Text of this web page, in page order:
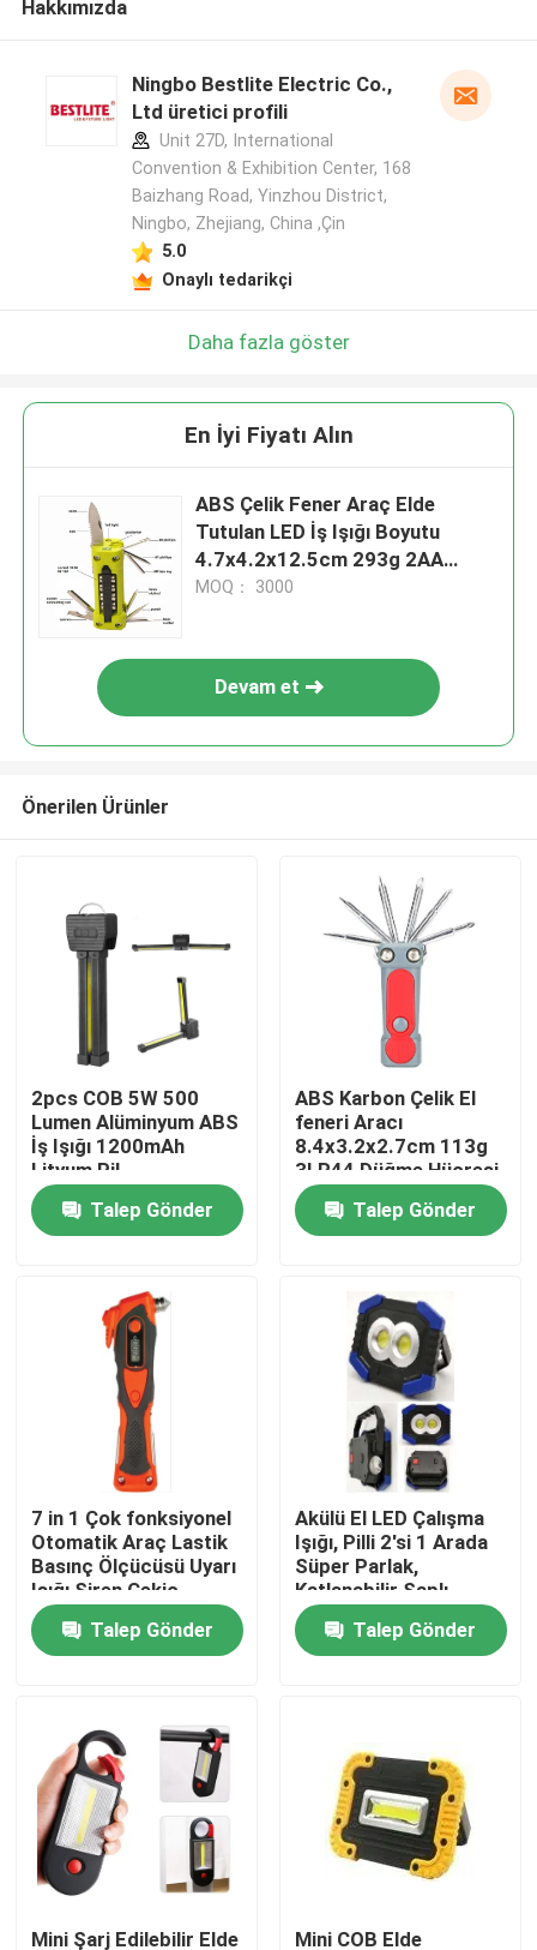
Ürünler
SG Gösterisi
Hakkımızda
Fabrika turu
Bize Ulaşın
Bir teklif isteği
Taşınabilir LED Çalışma Lambaları
Hakkımızda
Ningbo Bestlite Electric Co.,
Ltd üretici profili
Unit 27D, International
Convention & Exhibition Center, 168
Baizhang Road, Yinzhou District,
Ningbo, Zhejiang, China ,Çin
5.0
Onaylı tedarikçi
Daha fazla göster
En İyi Fiyatı Alın
ABS Çelik Fener Araç Elde
Tutulan LED İş Işığı Boyutu
4.7x4.2x12.5cm 293g 2AA
(İşine dahil değildir)
MOQ： 3000
Devam et
Önerilen Ürünler
2pcs COB 5W 500
Lumen Alüminyum ABS
İş Işığı 1200mAh
Lityum Pil
52*31*180mm
Talep Gönder
ABS Karbon Çelik El
feneri Aracı
8.4x3.2x2.7cm 113g
3LR44 Düğme Hücresi
(Eklenmiş) 2 LED
Talep Gönder
7 in 1 Çok fonksiyonel
Otomatik Araç Lastik
Basınç Ölçücüsü Uyarı
Işığı Siren Çekiç
Emniyet kemeri Bıçak
Fener DüğmeTalep Gönder
Akülü El LED Çalışma
Işığı, Pilli 2'si 1 Arada
Süper Parlak,
Katlanabilir Saplı
13.6x4.3x10.1cm
Talep Gönder
Mini Şarj Edilebilir Elde Mini COB Elde